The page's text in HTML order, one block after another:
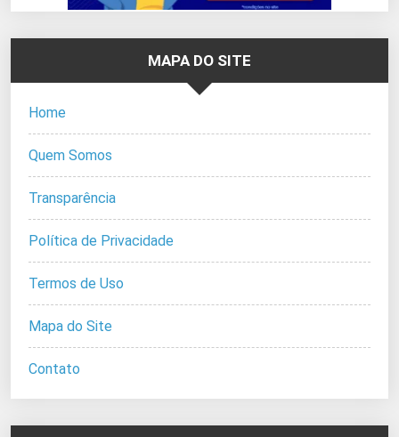
MAPA DO SITE
Home
Quem Somos
Transparência
Política de Privacidade
Termos de Uso
Mapa do Site
Contato